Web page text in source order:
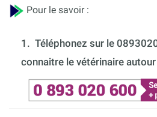
Pour le savoir :
1. Téléphonez sur le
connaitre le vétérinaire